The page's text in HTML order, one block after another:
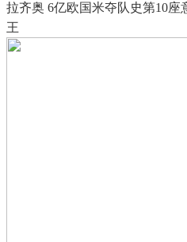
拉齐奥 6亿欧国米夺队史第10
王